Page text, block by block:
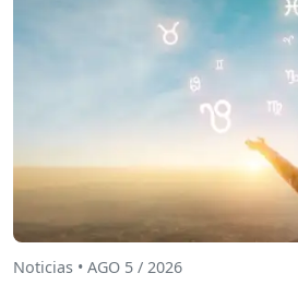
Noticias • AGO 5 / 2026